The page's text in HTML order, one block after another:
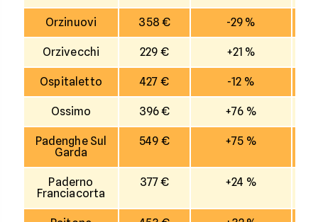
Orzinuovi 358 € -29 %
Orzivecchi 229 € +21 %
Ospitaletto 427 € -12 %
Ossimo 396 € +76 %
Padenghe Sul
Garda
549 € +75 %
Paderno
Franciacorta
377 € +24 %